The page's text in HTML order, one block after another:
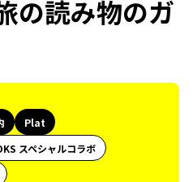
の読み物のガ
Plat
スペシャルコラボ